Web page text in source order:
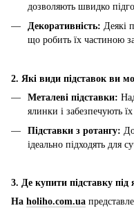
дозволяють швидко
Декоративність: Деякі
що робить їх частиною
2. Які види підставок ви
Металеві підставки:
ялинки і забезпечують їх
Підставки з ротангу:
ідеально підходять для
3. Де купити підставку під
На holiho.com.ua